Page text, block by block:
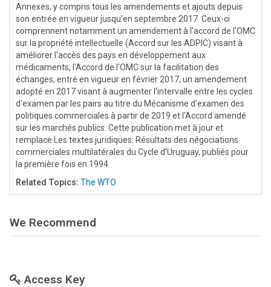
Annexes, y compris tous les amendements et ajouts depuis
son entrée en vigueur jusqu'en septembre 2017. Ceux-ci
comprennent notamment un amendement à l'accord de l'OMC
sur la propriété intellectuelle (Accord sur les ADPIC) visant à
améliorer l'accès des pays en développement aux
médicaments, l'Accord de l'OMC sur la facilitation des
échanges, entré en vigueur en février 2017, un amendement
adopté en 2017 visant à augmenter l'intervalle entre les cycles
d'examen par les pairs au titre du Mécanisme d'examen des
politiques commerciales à partir de 2019 et l'Accord amendé
sur les marchés publics. Cette publication met à jour et
remplace Les textes juridiques: Résultats des négociations
commerciales multilatérales du Cycle d'Uruguay, publiés pour
la première fois en 1994.
Related Topics: The WTO
We Recommend
Access Key